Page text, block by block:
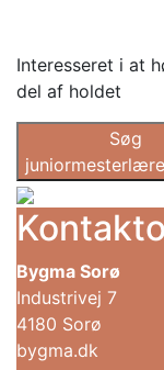
Interesseret i at
del af holdet
Søg
Bygma Sorø
Industrivej 7
4180 Sorø
bygma.dk